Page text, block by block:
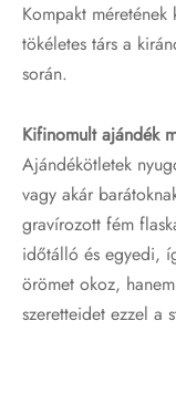
Kompakt
tökéletes társ a
során.
Kifinomult ajándék
Ajándékötletek
vagy akár
gravírozott fém
időtálló és egyedi,
örömet okoz,
szeretteidet ezzel a